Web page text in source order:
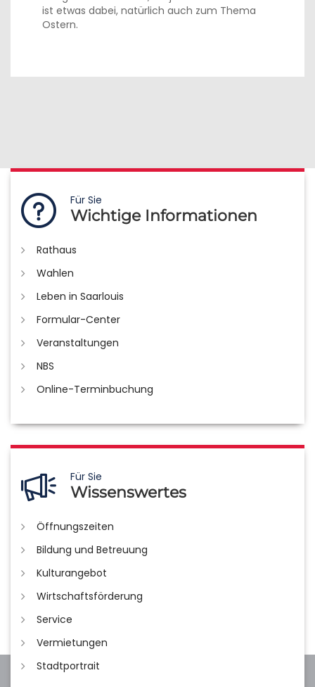
ist etwas dabei, natürlich auch zum Thema
Ostern.
Für Sie
Wichtige Informationen
Rathaus
Wahlen
Leben in Saarlouis
Formular-Center
Veranstaltungen
NBS
Online-Terminbuchung
Für Sie
Wissenswertes
Öffnungszeiten
Bildung und Betreuung
Kulturangebot
Wirtschaftsförderung
Service
Vermietungen
Stadtportrait